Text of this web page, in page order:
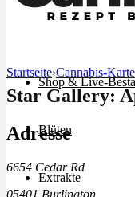
Shop & Live-
Blüten
Extrakte
Startseite›Cannabis-Karte
Star Gallery:
Adresse
6654 Cedar Rd
05401 Burlington